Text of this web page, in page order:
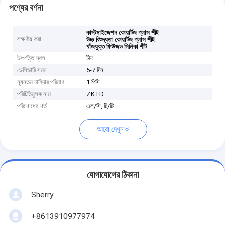
পণ্যের বর্ণনা
লক্ষণীয় করা
কাস্টমাইজেশন কোয়ার্টজ গ্লাস শীট,
উচ্চ বিশুদ্ধতা কোয়ার্টজ গ্লাস শীট,
খাঁজযুক্ত ফিউজড সিলিকা শীট
উৎপত্তি স্থল
চীন
ডেলিভারি সময়
5-7 দিন
ন্যূনতম চাহিদার পরিমাণ
1 পিসি
পরিচিতিমুলক নাম
ZKTD
পরিশোধের শর্ত
এল/সি, টি/টি
আরো দেখুন
যোগাযোগের ঠিকানা
Sherry
+8613910977974